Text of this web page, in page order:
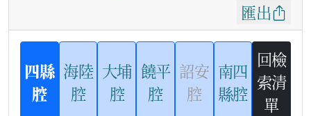
匯出
四縣
腔
海陸
腔
大埔
腔
饒平
腔
詔安
腔
南四
縣腔
回檢
索清
單